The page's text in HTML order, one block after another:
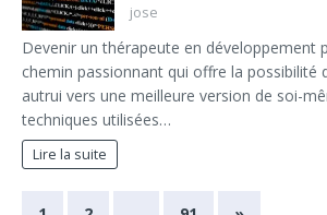
jose
Devenir un thérapeute en développement
chemin passionnant qui offre la possibilité
autrui vers une meilleure version de soi-
techniques utilisées…
Lire la suite